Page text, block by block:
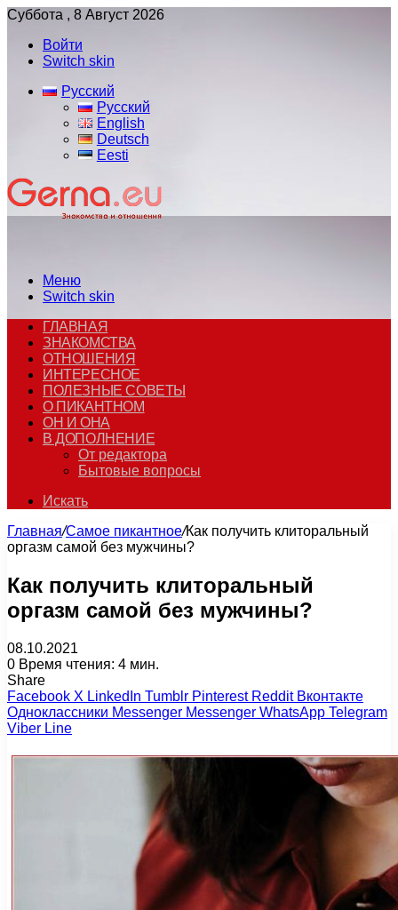
Суббота , 8 Август 2026
Войти
Switch skin
Русский
Русский
English
Deutsch
Eesti
Меню
Switch skin
ГЛАВНАЯ
ЗНАКОМСТВА
ОТНОШЕНИЯ
ИНТЕРЕСНОЕ
ПОЛЕЗНЫЕ СОВЕТЫ
О ПИКАНТНОМ
ОН И ОНА
В ДОПОЛНЕНИЕ
От редактора
Бытовые вопросы
Искать
Главная/Самое пикантное/Как получить клиторальный
оргазм самой без мужчины?
Как получить клиторальный
оргазм самой без мужчины?
08.10.2021
0 Время чтения: 4 мин.
Share
Facebook X LinkedIn Tumblr Pinterest Reddit Вконтакте
Одноклассники Messenger Messenger WhatsApp Telegram
Viber Line